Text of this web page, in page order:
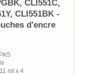
CLI551C,
CLI551BK -
d'encre
ml x 4